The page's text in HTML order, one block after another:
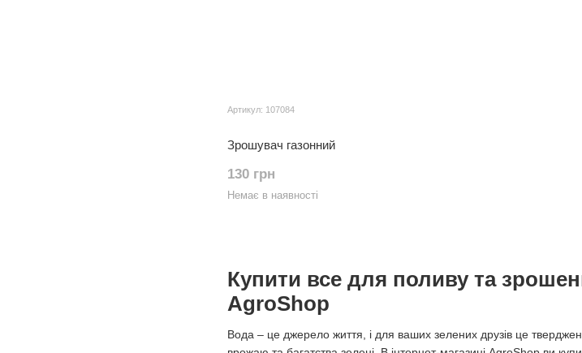
Купити все для поливу та
AgroShop
Вода – це джерело життя, і для ваших зелених друзів це
Артикул: 107084
Зрошувач газонний
130 грн
Немає в наявності